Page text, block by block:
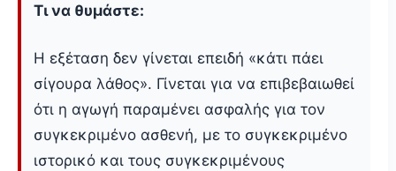
Τι να θυμάστε:
Η εξέταση δεν γίνεται επειδή «κάτι πάει
σίγουρα λάθος». Γίνεται για να επιβεβαιωθεί
ότι η αγωγή παραμένει ασφαλής για τον
συγκεκριμένο ασθενή, με το συγκεκριμένο
ιστορικό και τους συγκεκριμένους